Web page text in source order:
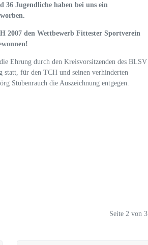
36 Jugendliche haben bei uns ein
2007 den Wettbewerb Fittester Sportverein
Ehrung durch den Kreisvorsitzenden des BLSV
statt, für den TCH und seinen verhinderten
Stubenrauch die Auszeichnung entgegen.
Seite 2 von 3